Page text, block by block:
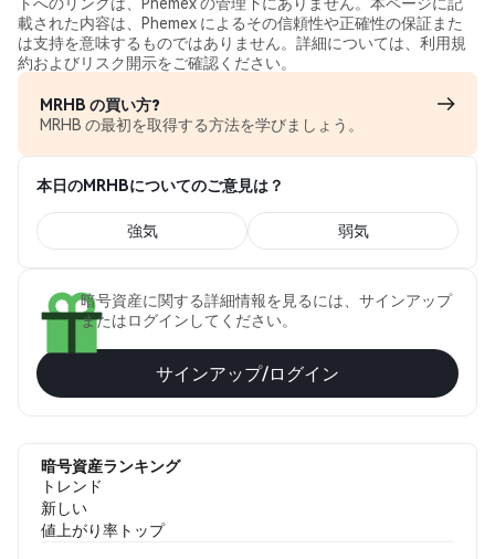
載された内容は、Phemex によるその信頼性や正確性の保証また
は支持を意味するものではありません。詳細については、利用規
約およびリスク開示をご確認ください。
MRHB の買い方?
MRHB の最初を取得する方法を学びましょう。
本日のMRHBについてのご意見は？
強気 弱気
暗号資産に関する詳細情報を見るには、サインアップ
またはログインしてください。
サインアップ/ログイン
暗号資産ランキング
トレンド
新しい
値上がり率トップ